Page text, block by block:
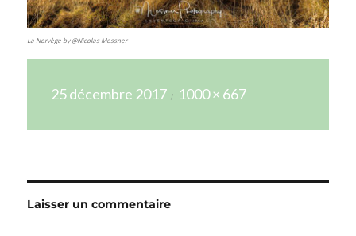
La Norvège by @Nicolas Messner
le
25 décembre 2017
réelle
1000 × 667
Laisser un commentaire